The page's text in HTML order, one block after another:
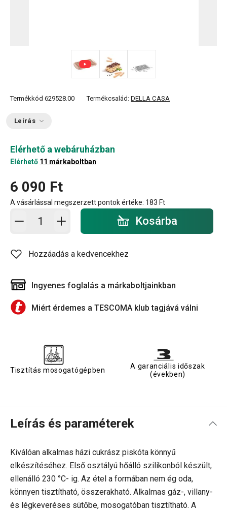
Termékkód 629528.00 Termékcsalád: DELLA CASA
Leírás
Elérhető a webáruházban
Elérhető 11 márkaboltban
6 090 Ft
A vásárlással megszerzett pontok értéke: 183 Ft
Kosárba - mennyiség Kosárba
Hozzáadás a kedvencekhez
Ingyenes foglalás a márkaboltjainkban
Miért érdemes a TESCOMA klub tagjává válni
Tisztítás mosogatógépben
A garanciális időszak
(években)
Leírás és paraméterek
Kiválóan alkalmas házi cukrász piskóta könnyű
elkészítéséhez. Első osztályú hőálló szilikonból készült,
ellenálló 230 °C- ig. Az étel a formában nem ég oda,
könnyen tisztítható, összerakható. Alkalmas gáz-, villany-
és légkeveréses sütőbe, mosogatóban tisztítható. A